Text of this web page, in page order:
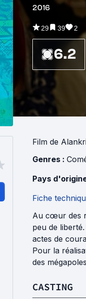
2016
29 39 2
6.2
Film de
Genres :
Pays
Fiche
Au cœur des
peu de
actes de
Pour la
des
CASTING